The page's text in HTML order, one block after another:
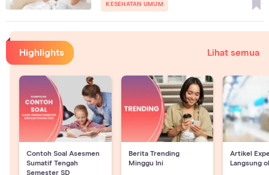
KESEHATAN UMUM
Highlights Lihat semua
Contoh Soal Asesmen
Sumatif Tengah
Semester SD
Berita Trending
Minggu Ini
Artikel
Langsung